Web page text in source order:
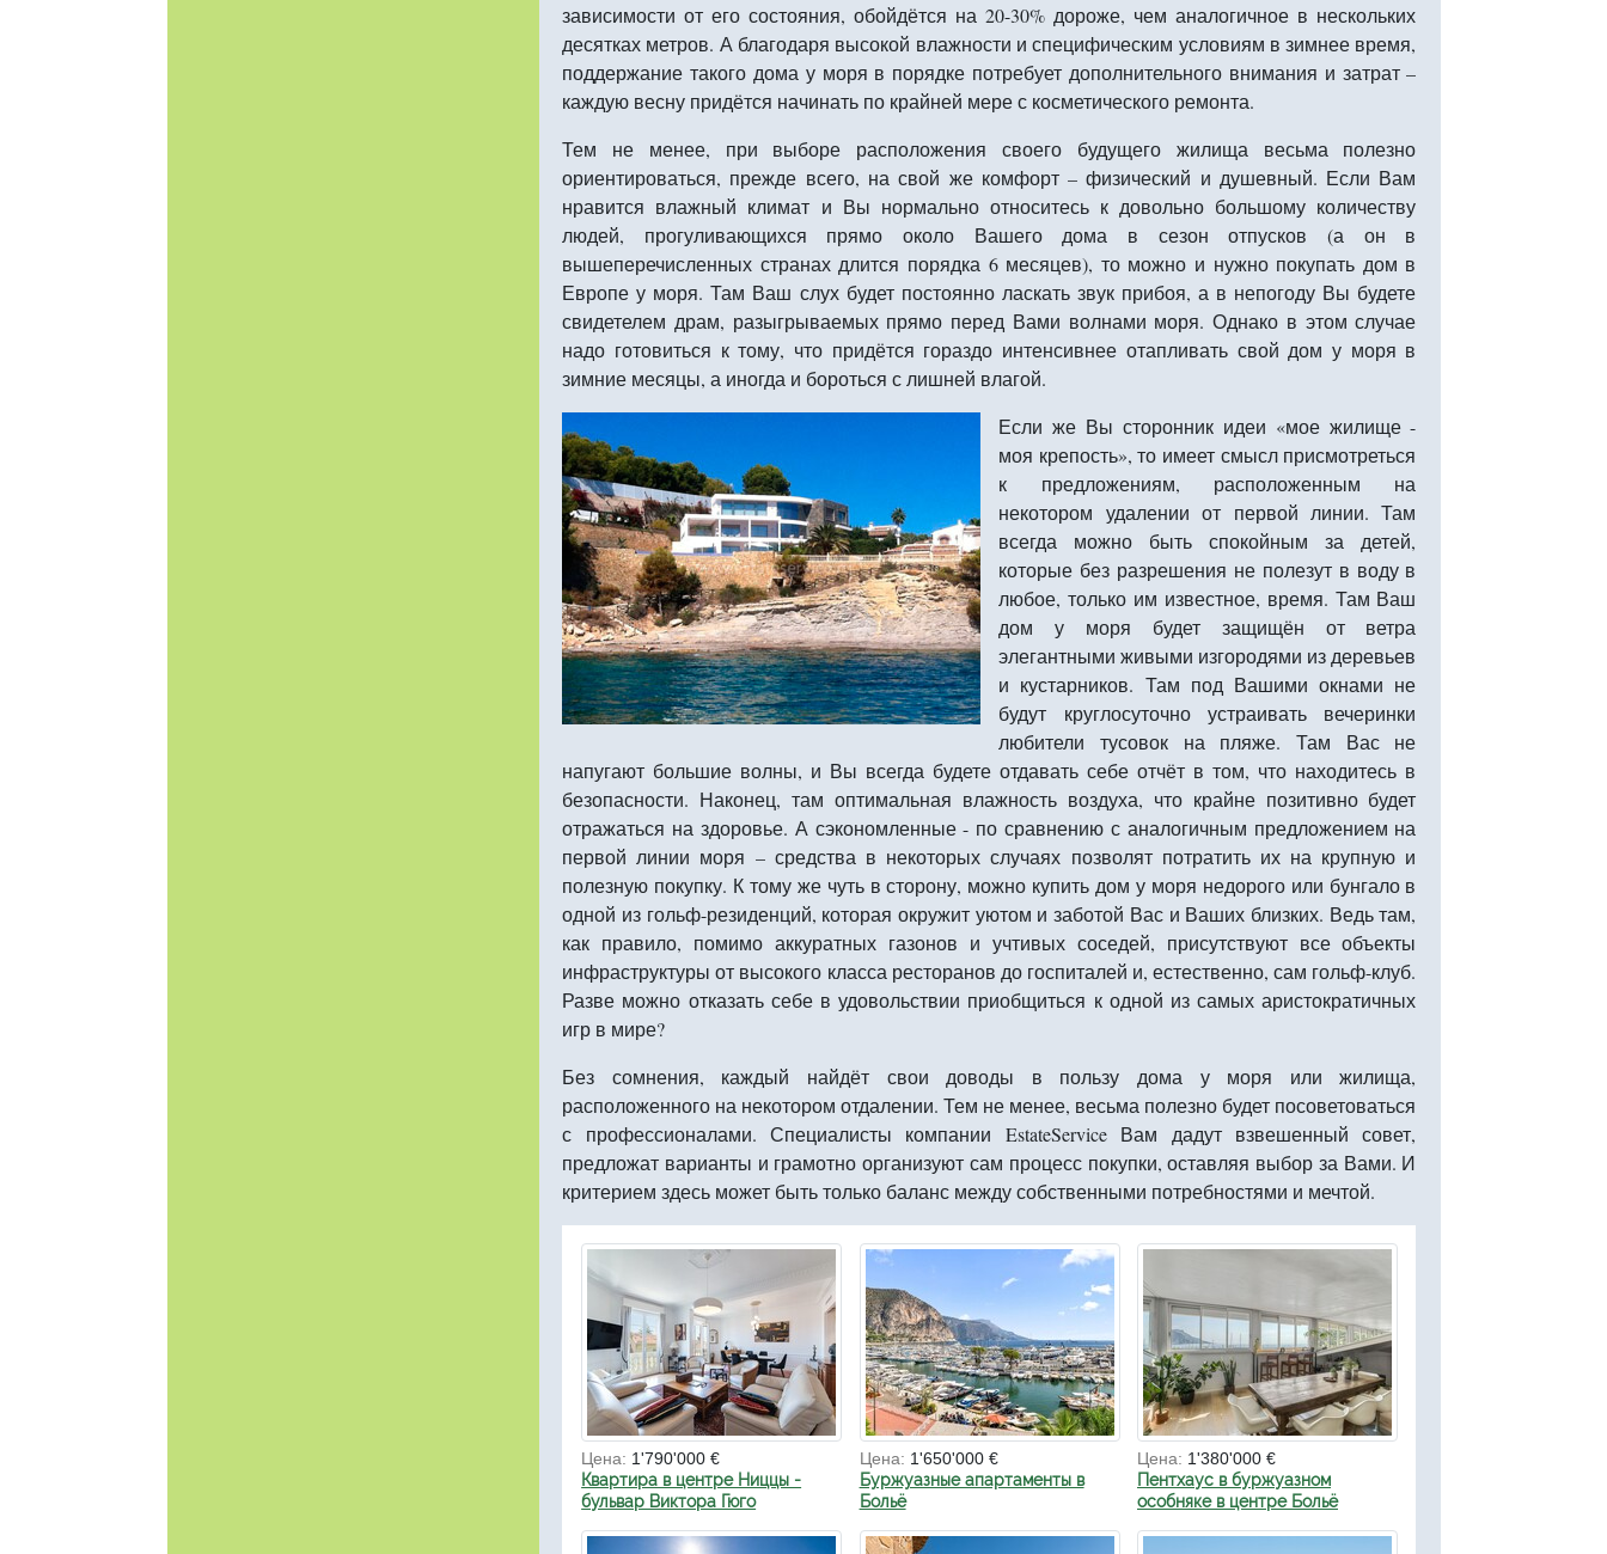
зависимости от его состояния, обойдётся на 20-30% дороже, чем аналогичное в нескольких
десятках метров. А благодаря высокой влажности и специфическим условиям в зимнее время,
поддержание такого дома у моря в порядке потребует дополнительного внимания и затрат –
каждую весну придётся начинать по крайней мере с косметического ремонта.
Тем не менее, при выборе расположения своего будущего жилища весьма полезно
ориентироваться, прежде всего, на свой же комфорт – физический и душевный. Если Вам
нравится влажный климат и Вы нормально относитесь к довольно большому количеству
людей, прогуливающихся прямо около Вашего дома в сезон отпусков (а он в
вышеперечисленных странах длится порядка 6 месяцев), то можно и нужно покупать дом в
Европе у моря. Там Ваш слух будет постоянно ласкать звук прибоя, а в непогоду Вы будете
свидетелем драм, разыгрываемых прямо перед Вами волнами моря. Однако в этом случае
надо готовиться к тому, что придётся гораздо интенсивнее отапливать свой дом у моря в
зимние месяцы, а иногда и бороться с лишней влагой.
Если же Вы сторонник идеи «мое жилище -
моя крепость», то имеет смысл присмотреться
к предложениям, расположенным на
некотором удалении от первой линии. Там
всегда можно быть спокойным за детей,
которые без разрешения не полезут в воду в
любое, только им известное, время. Там Ваш
дом у моря будет защищён от ветра
элегантными живыми изгородями из деревьев
и кустарников. Там под Вашими окнами не
будут круглосуточно устраивать вечеринки
любители тусовок на пляже. Там Вас не
напугают большие волны, и Вы всегда будете отдавать себе отчёт в том, что находитесь в
безопасности. Наконец, там оптимальная влажность воздуха, что крайне позитивно будет
отражаться на здоровье. А сэкономленные - по сравнению с аналогичным предложением на
первой линии моря – средства в некоторых случаях позволят потратить их на крупную и
полезную покупку. К тому же чуть в сторону, можно купить дом у моря недорого или бунгало в
одной из гольф-резиденций, которая окружит уютом и заботой Вас и Ваших близких. Ведь там,
как правило, помимо аккуратных газонов и учтивых соседей, присутствуют все объекты
инфраструктуры от высокого класса ресторанов до госпиталей и, естественно, сам гольф-клуб.
Разве можно отказать себе в удовольствии приобщиться к одной из самых аристократичных
игр в мире?
Без сомнения, каждый найдёт свои доводы в пользу дома у моря или жилища,
расположенного на некотором отдалении. Тем не менее, весьма полезно будет посоветоваться
с профессионалами. Специалисты компании EstateService Вам дадут взвешенный совет,
предложат варианты и грамотно организуют сам процесс покупки, оставляя выбор за Вами. И
критерием здесь может быть только баланс между собственными потребностями и мечтой.
Цена: 1'790'000 €
Квартира в центре Ниццы -
бульвар Виктора Гюго
Цена: 1'650'000 €
Буржуазные апартаменты в
Больё
Цена: 1'380'000 €
Пентхаус в буржуазном
особняке в центре Больё